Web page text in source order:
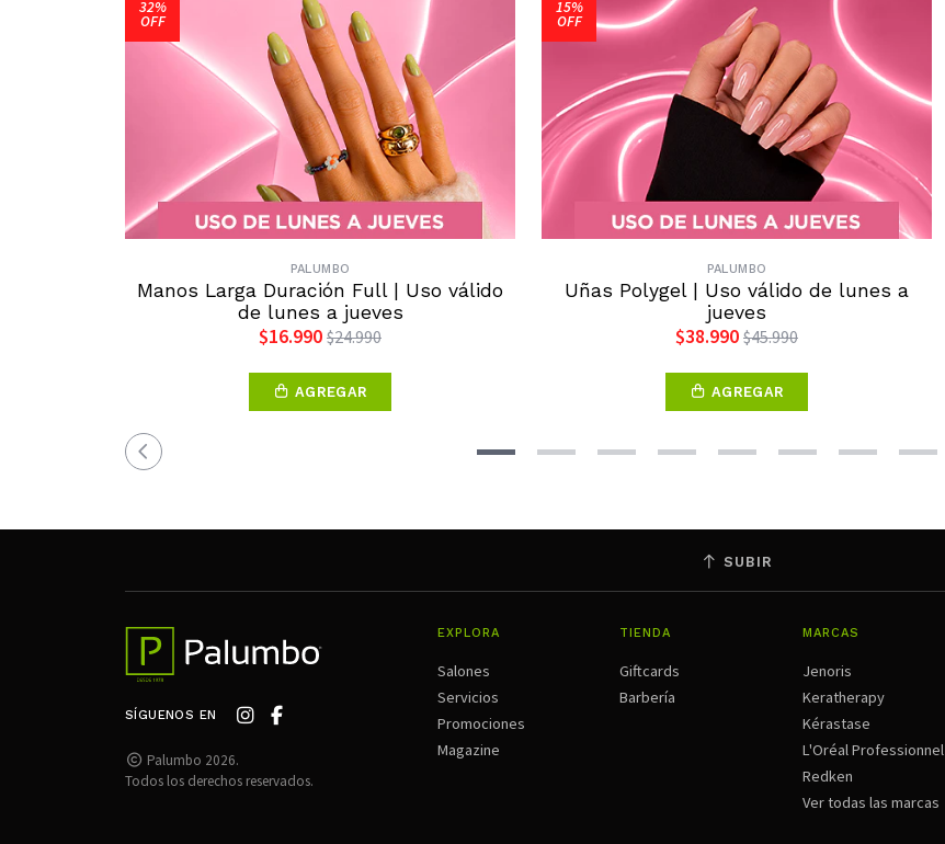
32%
OFF
PALUMBO
Manos Larga Duración Full | Uso válido
de lunes a jueves
$16.990 $24.990
AGREGAR
15%
OFF
PALUMBO
Uñas Polygel | Uso válido de lunes a
jueves
$38.990 $45.990
AGREGAR
SUBIR
SÍGUENOS EN
Palumbo 2026.
Todos los derechos reservados.
EXPLORA
Salones
Servicios
Promociones
Magazine
TIENDA
Giftcards
Barbería
MARCAS
Jenoris
Keratherapy
Kérastase
L'Oréal Professionnel
Redken
Ver todas las marcas